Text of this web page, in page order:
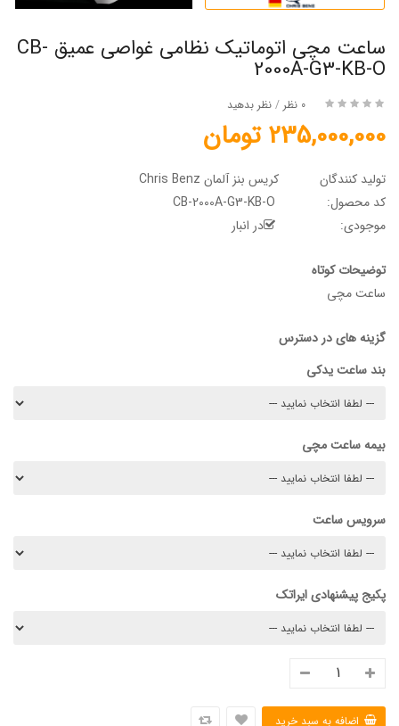
ساعت مچی اتوماتیک نظامی غواصی عمیق CB-
2000A-G3-KB-O
0 نظر / نظر بدهید
235,000,000 تومان
تولید کنندگان
کریس بنز آلمان Chris Benz
کد محصول:
موجودی:
در انبار
توضیحات کوتاه
ساعت مچی
گزینه های در دسترس
بند ساعت یدکی
بیمه ساعت مچی
سرویس ساعت
پکیج پیشنهادی ایراتک